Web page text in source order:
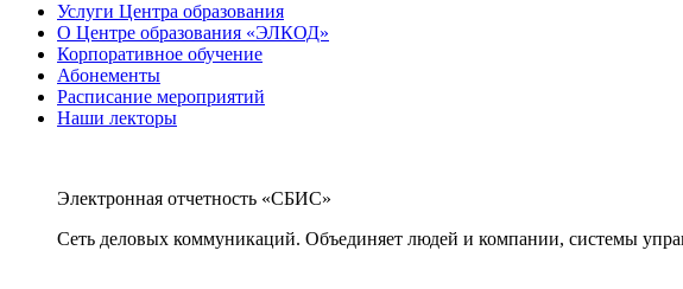
Услуги Центра образования
О Центре образования «ЭЛКОД»
Корпоративное обучение
Абонементы
Расписание мероприятий
Наши лекторы
Электронная отчетность «СБИС»
Сеть деловых коммуникаций. Объединяет людей и компании, системы